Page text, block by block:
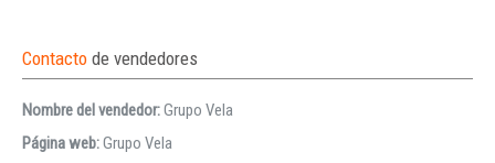
Contacto de vendedores
Nombre del vendedor:Grupo Vela
Página web:Grupo Vela